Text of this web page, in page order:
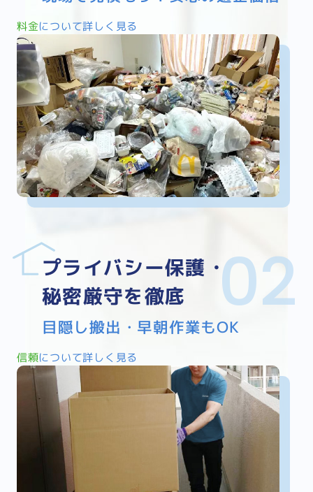
料金について詳しく見る
プライバシー保護・
秘密厳守を徹底
目隠し搬出・早朝作業もOK
信頼について詳しく見る